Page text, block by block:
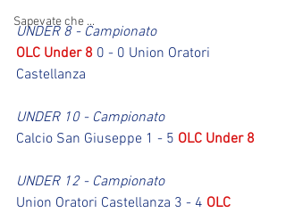
Sapevate che ...
UNDER 8 - Campionato
OLC Under 8 0 - 0 Union Oratori
Castellanza
UNDER 10 - Campionato
Calcio San Giuseppe 1 - 5 OLC Under 8
UNDER 12 - Campionato
Union Oratori Castellanza 3 - 4 OLC